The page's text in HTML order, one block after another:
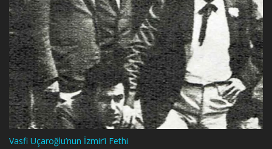
Vasfi Uçaroğlu’nun İzmir’i Fethi